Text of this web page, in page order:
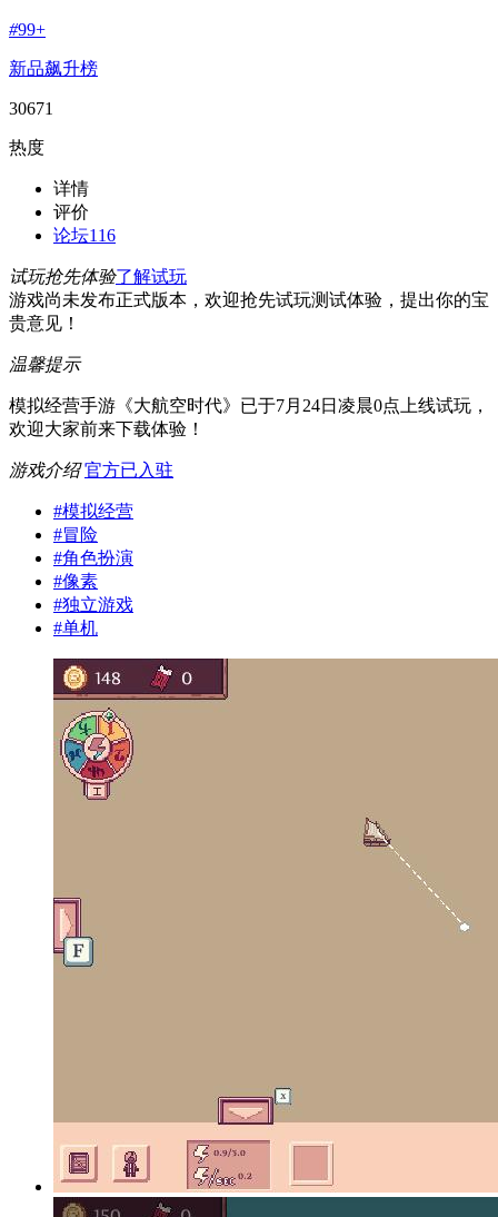
#99+
新品飙升榜
30671
热度
详情
评价
论坛116
试玩抢先体验了解试玩
游戏尚未发布正式版本，欢迎抢先试玩测试体验，提出你的宝
贵意见！
温馨提示
模拟经营手游《大航空时代》已于7月24日凌晨0点上线试玩，
欢迎大家前来下载体验！
游戏介绍 官方已入驻
#模拟经营
#冒险
#角色扮演
#像素
#独立游戏
#单机